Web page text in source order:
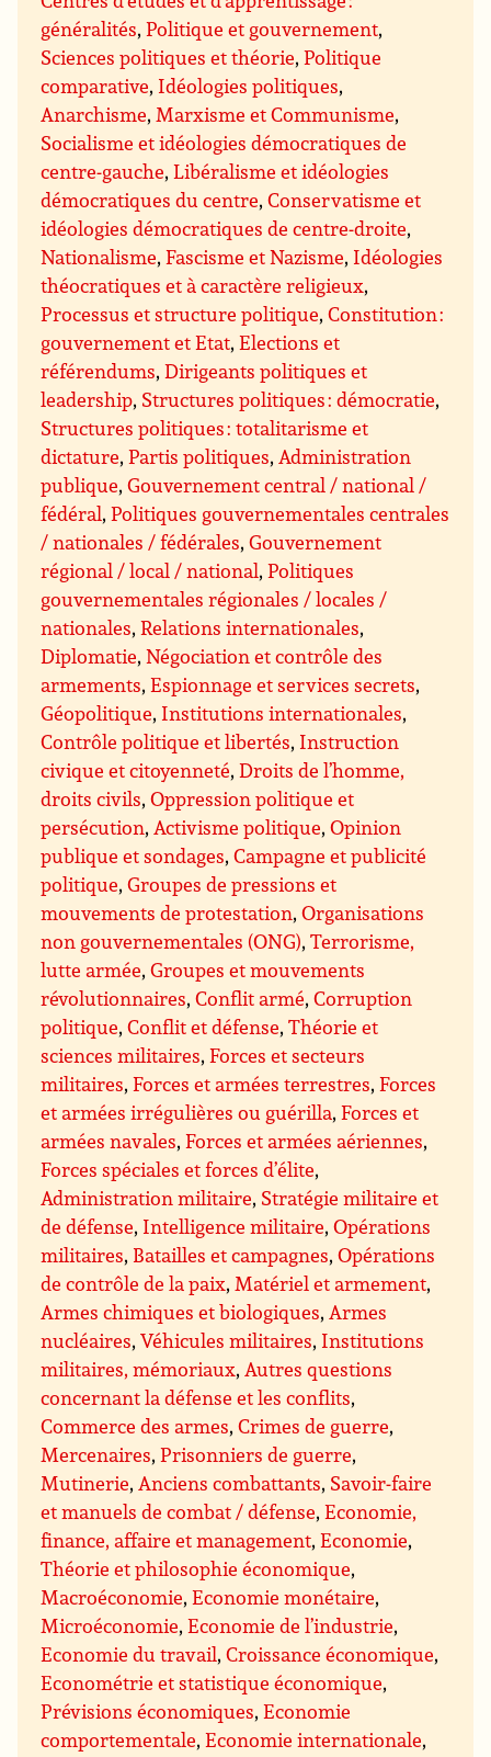
généralités,Politique et gouvernement,
Sciences politiques et théorie,Politique
comparative, Idéologies politiques,
Anarchisme,Marxisme et Communisme,
Socialisme et idéologies démocratiques de
centre-gauche,Libéralisme et idéologies
démocratiques du centre,Conservatisme et
idéologies démocratiques de centre-droite,
Nationalisme,Fascisme et Nazisme, Idéologies
théocratiques et à caractère religieux,
Processus et structure politique,Constitution :
gouvernement et Etat,Elections et
référendums,Dirigeants politiques et
leadership, Structures politiques : démocratie,
Structures politiques : totalitarisme et
dictature,Partis politiques,Administration
publique,Gouvernement central / national /
fédéral,Politiques gouvernementales centrales
/ nationales / fédérales,Gouvernement
régional / local / national,Politiques
gouvernementales régionales / locales /
nationales,Relations internationales,
Diplomatie,Négociation et contrôle des
armements,Espionnage et services secrets,
Géopolitique, Institutions internationales,
Contrôle politique et libertés, Instruction
civique et citoyenneté,Droits de l’homme,
droits civils,Oppression politique et
persécution,Activisme politique,Opinion
publique et sondages,Campagne et publicité
politique,Groupes de pressions et
mouvements de protestation,Organisations
non gouvernementales (ONG),Terrorisme,
lutte armée,Groupes et mouvements
révolutionnaires,Conflit armé,Corruption
politique,Conflit et défense,Théorie et
sciences militaires,Forces et secteurs
militaires,Forces et armées terrestres,Forces
et armées irrégulières ou guérilla,Forces et
armées navales,Forces et armées aériennes,
Forces spéciales et forces d’élite,
Administration militaire, Stratégie militaire et
de défense, Intelligence militaire,Opérations
militaires, Batailles et campagnes,Opérations
de contrôle de la paix,Matériel et armement,
Armes chimiques et biologiques,Armes
nucléaires,Véhicules militaires, Institutions
militaires, mémoriaux,Autres questions
concernant la défense et les conflits,
Commerce des armes,Crimes de guerre,
Mercenaires,Prisonniers de guerre,
Mutinerie,Anciens combattants, Savoir-faire
et manuels de combat / défense,Economie,
finance, affaire et management,Economie,
Théorie et philosophie économique,
Macroéconomie,Economie monétaire,
Microéconomie,Economie de l’industrie,
Economie du travail,Croissance économique,
Econométrie et statistique économique,
Prévisions économiques,Economie
comportementale,Economie internationale,